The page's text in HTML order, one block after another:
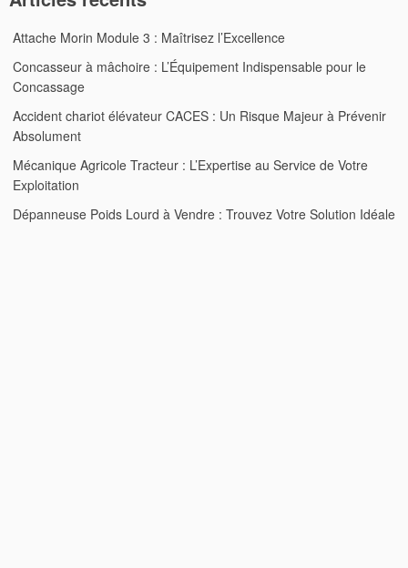
Attache Morin Module 3 : Maîtrisez l’Excellence
Concasseur à mâchoire : L’Équipement Indispensable pour le
Concassage
Accident chariot élévateur CACES : Un Risque Majeur à Prévenir
Absolument
Mécanique Agricole Tracteur : L’Expertise au Service de Votre
Exploitation
Dépanneuse Poids Lourd à Vendre : Trouvez Votre Solution Idéale